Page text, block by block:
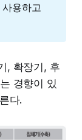
용하고
, 확장기, 후
경향이 있
다.